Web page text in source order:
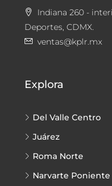
Indiana 260 -
Deportes, CDMX.
ventas@kplr.mx
Explora
Del Valle Centro
Juárez
Roma Norte
Narvarte Poniente